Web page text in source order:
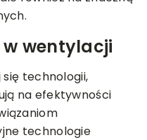
wentylacji
technologii,
na efektywności
technologie